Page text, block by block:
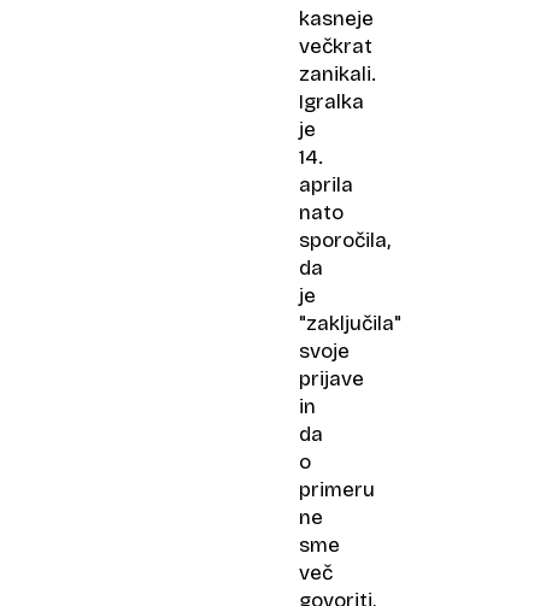
kasneje
večkrat
zanikali.
Igralka
je
14.
aprila
nato
sporočila,
da
je
"zaključila"
svoje
prijave
in
da
o
primeru
ne
sme
več
govoriti,